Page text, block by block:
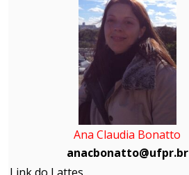
Ana Claudia Bonatto
anacbonatto@ufpr.br